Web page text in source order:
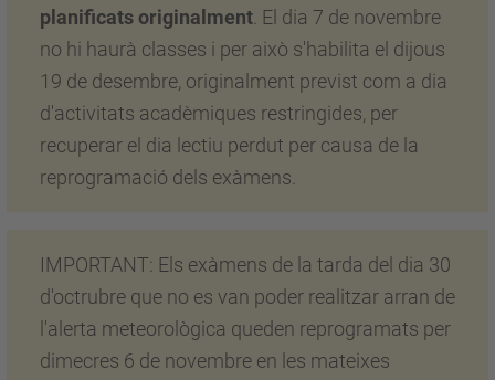
planificats originalment . El dia 7 de novembre
no hi haurà classes i per això s'habilita el dijous
19 de desembre, originalment previst com a dia
d'activitats acadèmiques restringides, per
recuperar el dia lectiu perdut per causa de la
reprogramació dels exàmens.
IMPORTANT: Els exàmens de la tarda del dia 30
d'octrubre que no es van poder realitzar arran de
l'alerta meteorològica queden reprogramats per
dimecres 6 de novembre en les mateixes